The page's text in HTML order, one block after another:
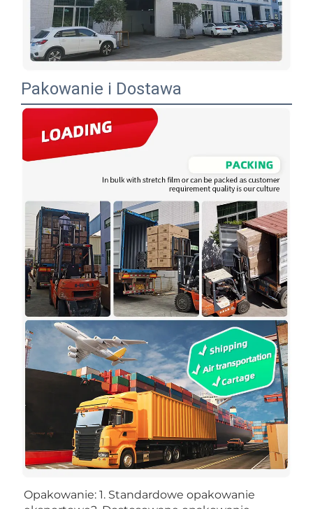
Pakowanie i Dostawa
Opakowanie: 1. Standardowe opakowanie